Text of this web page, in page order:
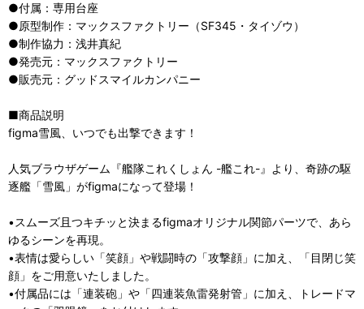
●付属：専用台座
●原型制作：マックスファクトリー（SF345・タイゾウ）
●制作協力：浅井真紀
●発売元：マックスファクトリー
●販売元：グッドスマイルカンパニー
■商品説明
figma雪風、いつでも出撃できます！
人気ブラウザゲーム『艦隊これくしょん -艦これ-』より、奇跡の駆
逐艦「雪風」がfigmaになって登場！
•スムーズ且つキチッと決まるfigmaオリジナル関節パーツで、あら
ゆるシーンを再現。
•表情は愛らしい「笑顔」や戦闘時の「攻撃顔」に加え、「目閉じ笑
顔」をご用意いたしました。
•付属品には「連装砲」や「四連装魚雷発射管」に加え、トレードマ